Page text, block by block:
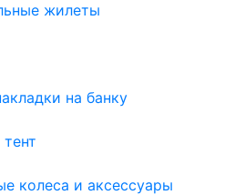
жилеты
на банку
колеса и аксессуары